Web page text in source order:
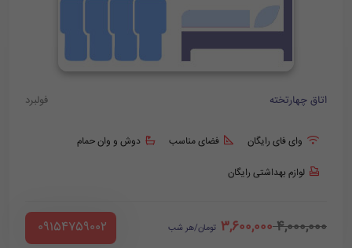
اتاق چهارتخته فولبرد
وای فای رایگان فضای مناسب دوش و وان حمام
لوازم بهداشتی رایگان
4,000,000
3,600,000 تومان/هر شب ‪ 09154759002